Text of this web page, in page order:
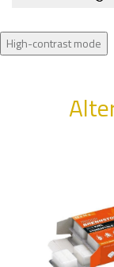
High-contrast mode